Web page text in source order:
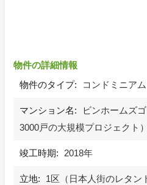
物件の詳細情報
物件のタイプ:
コンドミニアム
マンション名:
ビンホームズ
3000戸の大規模プロジェクト）
竣工時期: 2018年
立地: 1区（日本人街のレタン